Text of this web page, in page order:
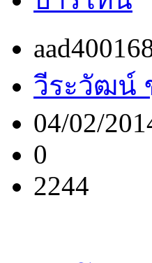
วีระวัฒน์
04/02/
0
2244